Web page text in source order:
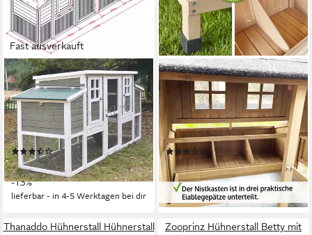
Fast ausverkauft
ZOOPPLIER
Hühnerstall Hühnerstall
Hühnerhaus winterfest
Nr.09"XXL Nest", wetterfest
Hühnerkäfig Chickenhouse
mit Freigehege für 2-4
Hühner
(3)
349,99 € UVP399,99 €
-13%
lieferbar - in 4-5 Werktagen bei dir
ZOOPRINZ
Hühnerstall Berghof mit
breitem Nistkasten Klappdach,
110x130x110 cm (BxHxT),
Falltür, Massivholz
(4)
399,00 €
lieferbar - in 4-5 Werktagen bei dir
Thanaddo Hühnerstall Hühnerstall
Zooprinz Hühnerstall Betty mit